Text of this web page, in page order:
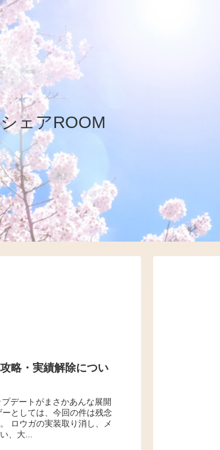
ェアROOM
略・実績解除につい
デートがまさかあんな展開
としては、今回の件は残念
ロウガの実装取り消し、メ
、大...